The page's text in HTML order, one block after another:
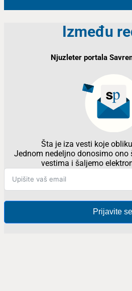
Između
Njuzleter portala
Šta je iza vesti koje
Jednom nedeljno donosimo ono
vestima i šaljemo
Prijavite se